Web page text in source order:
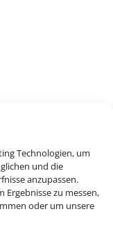
Technologien, um
und die
anzupassen.
Ergebnisse zu messen,
oder um unsere
Sie bitte die
Daten